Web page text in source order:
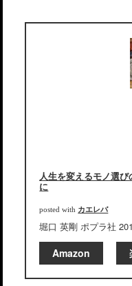
人生を変えるモノ選
に
posted with カエレバ
堀口 英剛 ポプラ社
Amazon